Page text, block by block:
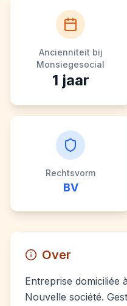
Ancienniteit bij
Monsiegesocial
1 jaar
Rechtsvorm
BV
Over
Entreprise domiciliée
Nouvelle société.